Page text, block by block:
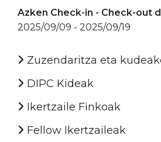
Azken Check-in - Check-out
2025/09/09 - 2025/09/19
Zuzendaritza eta
DIPC Kideak
Ikertzaile Finkoak
Fellow Ikertzaileak